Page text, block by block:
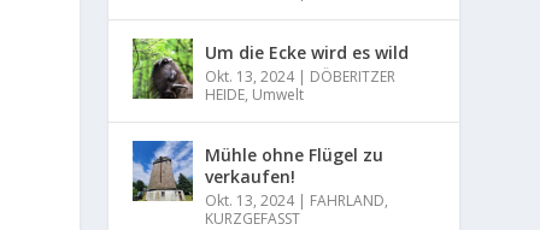
Um die Ecke wird es wild
Okt. 13, 2024| DÖBERITZER
HEIDE, Umwelt
Mühle ohne Flügel zu
verkaufen!
Okt. 13, 2024| FAHRLAND,
KURZGEFASST